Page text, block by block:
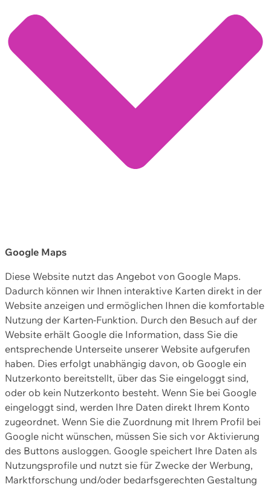
Google Maps
Diese Website nutzt das Angebot von Google Maps.
Dadurch können wir Ihnen interaktive Karten direkt in der
Website anzeigen und ermöglichen Ihnen die komfortable
Nutzung der Karten-Funktion. Durch den Besuch auf der
Website erhält Google die Information, dass Sie die
entsprechende Unterseite unserer Website aufgerufen
haben. Dies erfolgt unabhängig davon, ob Google ein
Nutzerkonto bereitstellt, über das Sie eingeloggt sind,
oder ob kein Nutzerkonto besteht. Wenn Sie bei Google
eingeloggt sind, werden Ihre Daten direkt Ihrem Konto
zugeordnet. Wenn Sie die Zuordnung mit Ihrem Profil bei
Google nicht wünschen, müssen Sie sich vor Aktivierung
des Buttons ausloggen. Google speichert Ihre Daten als
Nutzungsprofile und nutzt sie für Zwecke der Werbung,
Marktforschung und/oder bedarfsgerechten Gestaltung